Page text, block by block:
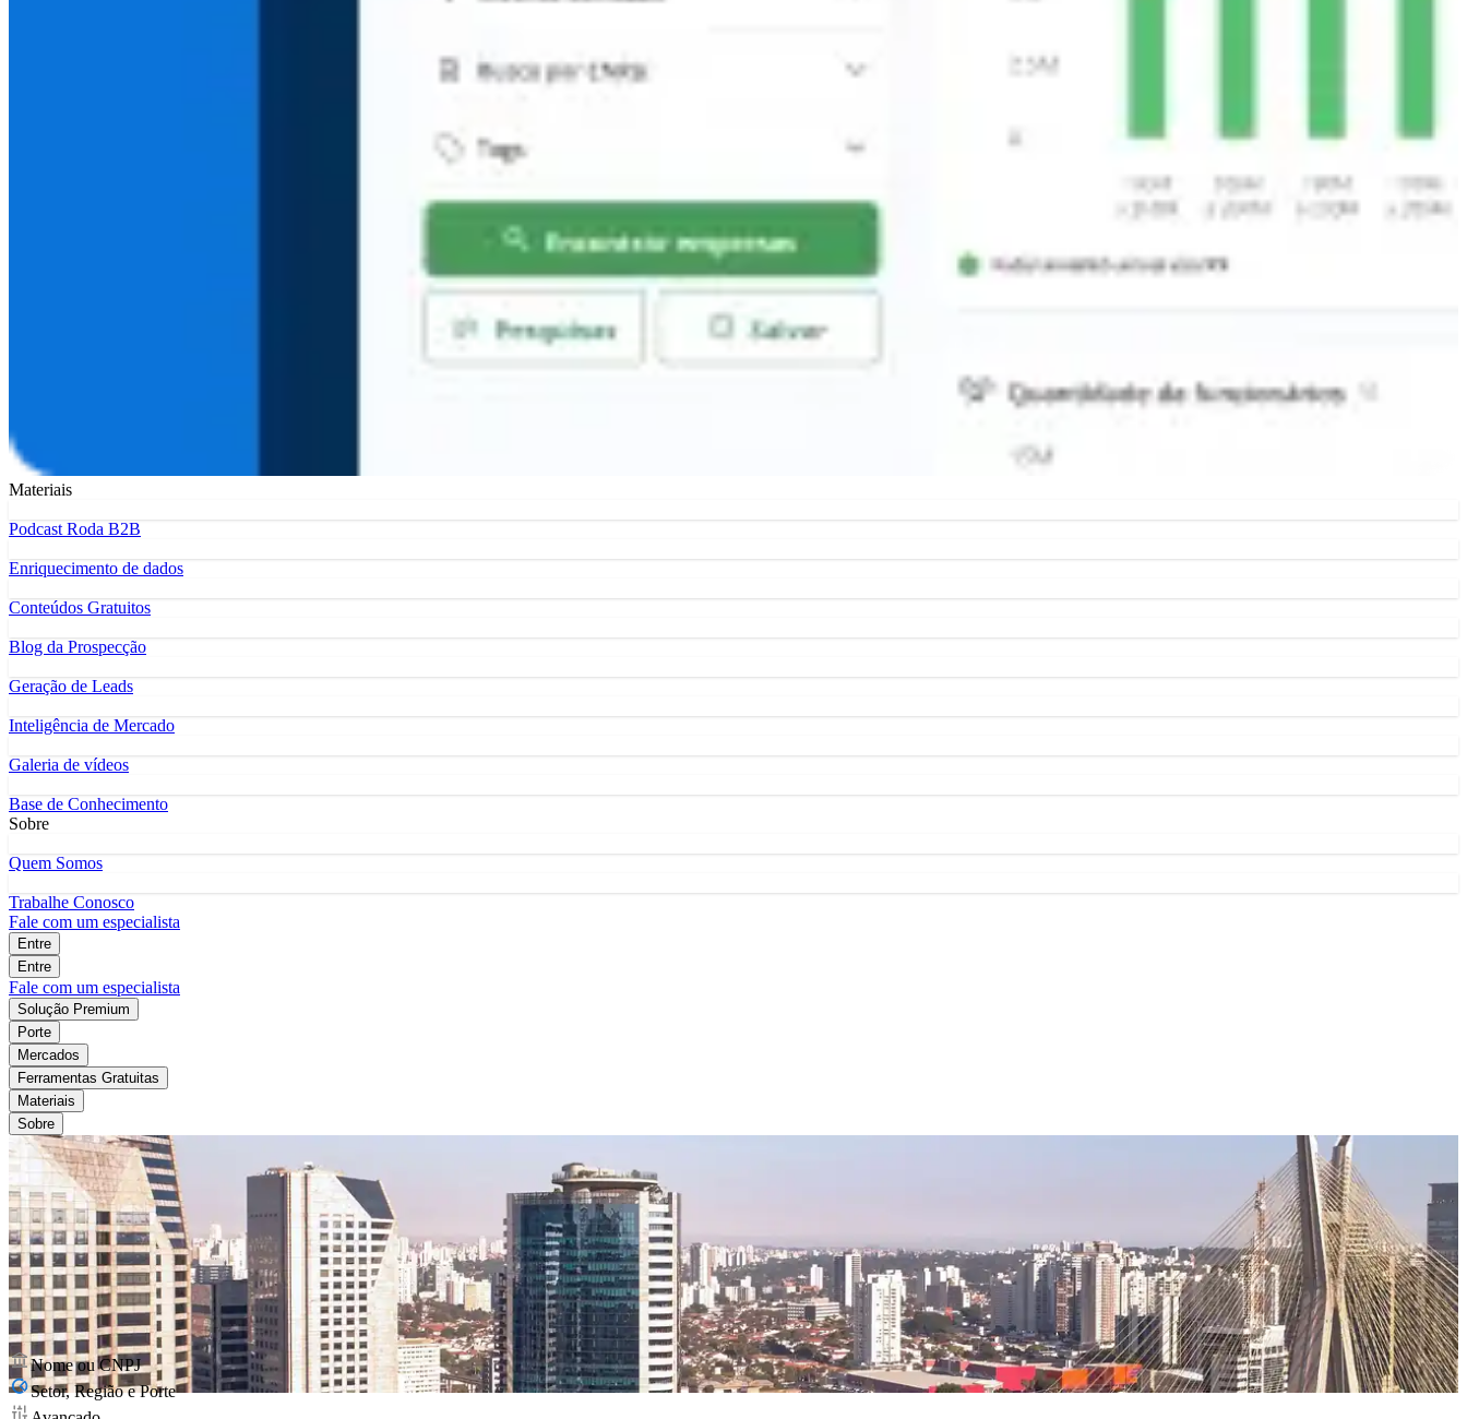
Materiais
Podcast Roda B2B
Enriquecimento de dados
Conteúdos Gratuitos
Blog da Prospecção
Geração de Leads
Inteligência de Mercado
Galeria de vídeos
Base de Conhecimento
Sobre
Quem Somos
Trabalhe Conosco
Fale com um especialista
Entre
Entre
Fale com um especialista
Solução Premium
Porte
Mercados
Ferramentas Gratuitas
Materiais
Sobre
Nome ou CNPJ
Setor, Região e Porte